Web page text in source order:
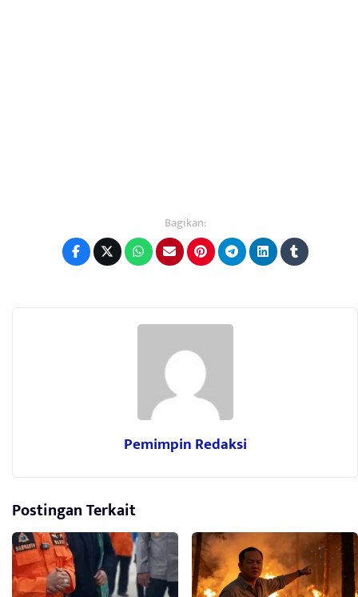
Bagikan:
Pemimpin Redaksi
Postingan Terkait